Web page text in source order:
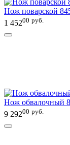
Нож поварской
1 45200 руб.
Нож обвалочный
9 29200 руб.